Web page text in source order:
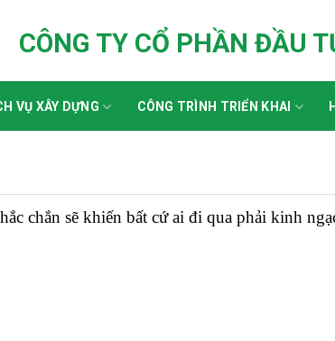
CÔNG TY CỔ PHẦN ĐẦU
VỤ XÂY DỰNG CÔNG TRÌNH TRIỂN KHAI
chắn sẽ khiến bất cứ ai đi qua phải kinh